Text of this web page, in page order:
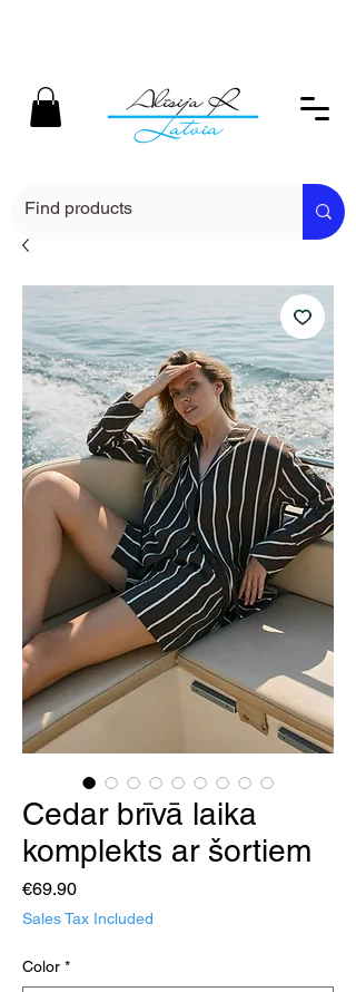
Cedar brīvā laika
komplekts ar šortiem
€69.90Price
Sales Tax Included
Color *